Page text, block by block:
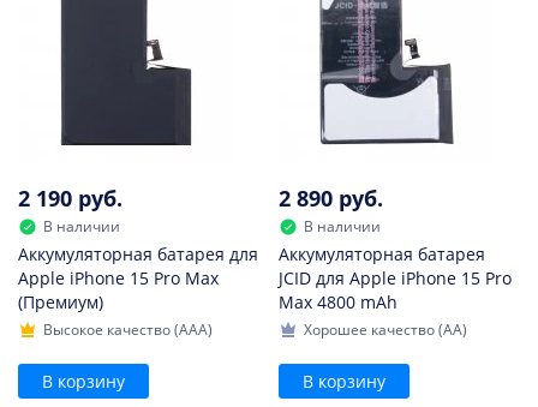
2 190 руб.
В наличии
Аккумуляторная батарея для
Apple iPhone 15 Pro Max
(Премиум)
Высокое качество (AAA)
В корзину
2 890 руб.
В наличии
Аккумуляторная батарея
JCID для Apple iPhone 15 Pro
Max 4800 mAh
Хорошее качество (AA)
В корзину